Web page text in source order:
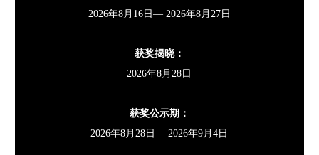
2026年8月16日— 2026年8月27日
获奖揭晓：
2026年8月28日
获奖公示期：
2026年8月28日— 2026年9月4日